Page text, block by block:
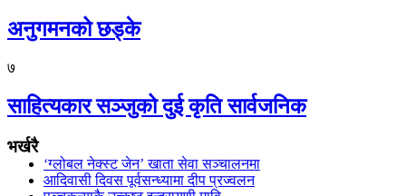
अनुगमनको छड्के
७
साहित्यकार सञ्जुको दुई कृति सार्वजनिक
भर्खरै
‘ग्लोबल नेक्स्ट जेन’ खाता सेवा सञ्चालनमा
आदिवासी दिवस पूर्वसन्ध्यामा दीप प्रज्वलन